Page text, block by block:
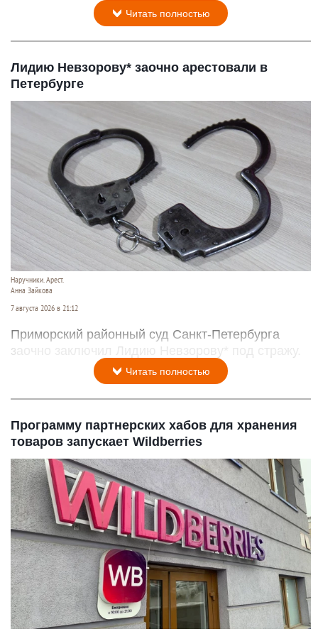
Читать полностью
Лидию Невзорову* заочно арестовали в
Петербурге
Наручники. Арест.
Анна Зайкова
7 августа 2026 в 21:12
Приморский районный суд Санкт-Петербурга
заочно заключил Лидию Невзорову* под стражу.
Читать полностью
Программу партнерских хабов для хранения
товаров запускает Wildberries